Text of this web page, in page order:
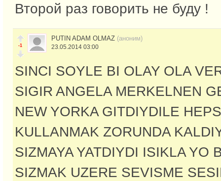
Второй раз говорить не буду !
-1
PUTIN ADAM OLMAZ (аноним)
23.05.2014 03:00
SINCI SOYLE BI OLAY OLA
SIGIR ANGELA MERKELNEN
NEW YORKA GITDIYDILE
KULLANMAK ZORUNDA
SIZMAYA YATDIYDI ISIKLA YO
SIZMAK UZERE SEVISME